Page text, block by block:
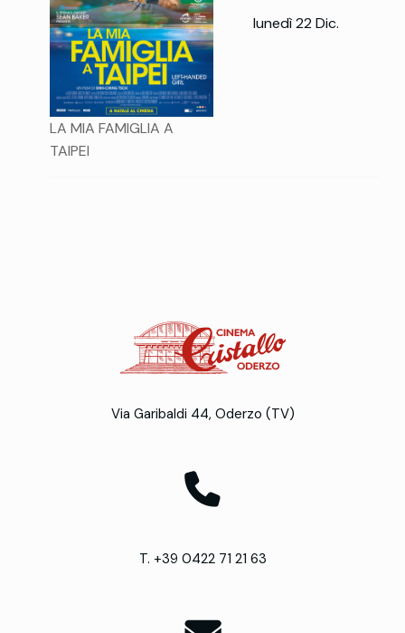
LA MIA FAMIGLIA A
TAIPEI
lunedì 22 Dic.
Via Garibaldi 44, Oderzo (TV)
T. +39 0422 71 21 63